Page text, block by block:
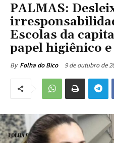
PALMAS:
Escolas da
papel higiênico
By Folha do Bico 9 de outubro de